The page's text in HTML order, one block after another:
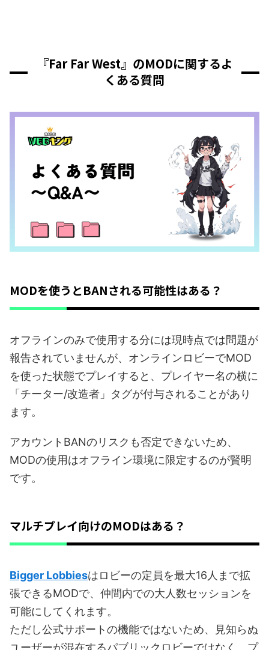
『Far Far West』のMODに関するよ
くある質問
MODを使うとBANされる可能性はある？
オフラインのみで使用する分には現時点では問題が
報告されていませんが、オンラインロビーでMOD
を使った状態でプレイすると、プレイヤー名の横に
「チーター/改造者」タグが付与されることがあり
ます。
アカウントBANのリスクも否定できないため、
MODの使用はオフライン環境に限定するのが賢明
です。
マルチプレイ向けのMODはある？
Bigger Lobbiesはロビーの定員を最大16人まで拡
張できるMODで、仲間内での大人数セッションを
可能にしてくれます。
ただし公式サポートの機能ではないため、見知らぬ
ユーザーが混在するパブリックロビーではなく、プ